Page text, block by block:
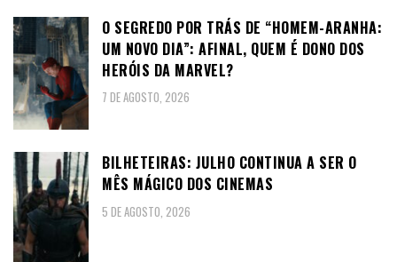
O SEGREDO POR TRÁS DE “HOMEM-ARANHA:
UM NOVO DIA”: AFINAL, QUEM É DONO DOS
HERÓIS DA MARVEL?
7 DE AGOSTO, 2026
BILHETEIRAS: JULHO CONTINUA A SER O
MÊS MÁGICO DOS CINEMAS
5 DE AGOSTO, 2026